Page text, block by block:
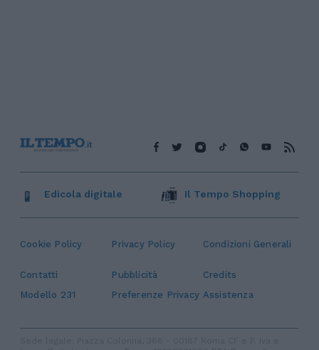
Cookie Policy Privacy Policy Condizioni Generali
Contatti Pubblicità
Credits
Modello 231
Preferenze Privacy Assistenza
Edicola digitale Il Tempo Shopping